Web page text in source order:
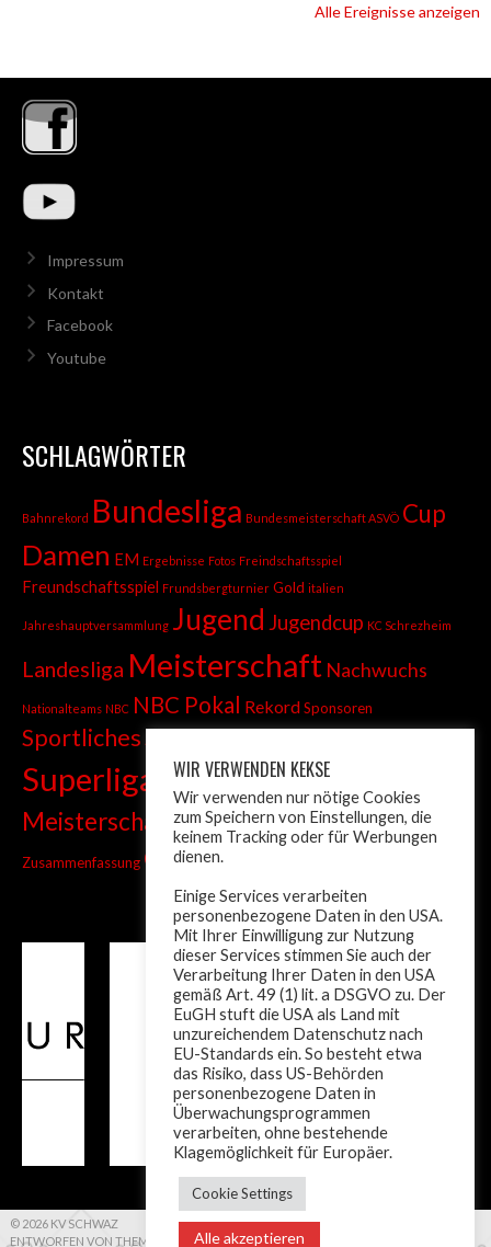
Alle Ereignisse anzeigen
Impressum
Kontakt
Facebook
Youtube
SCHLAGWÖRTER
Bahnrekord Bundesliga Bundesmeisterschaft ASVÖ Cup
Damen EM Ergebnisse Fotos Freindschaftsspiel
Freundschaftsspiel Frundsbergturnier Gold italien
Jahreshauptversammlung Jugend Jugendcup KC Schrezheim
Landesliga Meisterschaft Nachwuchs
Nationalteams NBC NBC Pokal RekordSponsoren
SportlichesSprint
Superliga TandemTiroler Liga
Meisterschaft Trainer Turnier Weltcup wm
Zusammenfassung ÖM Österreich
© 2026 KV SCHWAZ
ENTWORFEN VON THEMEBOY
WIR VERWENDEN KEKSE
Wir verwenden nur nötige Cookies
zum Speichern von Einstellungen, die
keinem Tracking oder für Werbungen
dienen.
Einige Services verarbeiten
personenbezogene Daten in den USA.
Mit Ihrer Einwilligung zur Nutzung
dieser Services stimmen Sie auch der
Verarbeitung Ihrer Daten in den USA
gemäß Art. 49 (1) lit. a DSGVO zu. Der
EuGH stuft die USA als Land mit
unzureichendem Datenschutz nach
EU-Standards ein. So besteht etwa
das Risiko, dass US-Behörden
personenbezogene Daten in
Überwachungsprogrammen
verarbeiten, ohne bestehende
Klagemöglichkeit für Europäer.
Cookie Settings
Alle akzeptieren